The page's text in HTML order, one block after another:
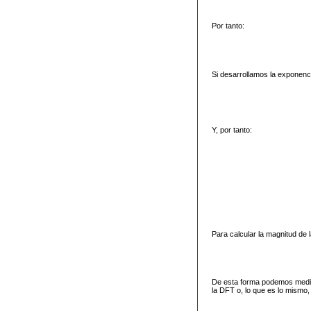
Por tanto:
Si desarrollamos la
Y, por tanto:
Para calcular la magnitud de
De esta forma podemos
la DFT o, lo que es lo